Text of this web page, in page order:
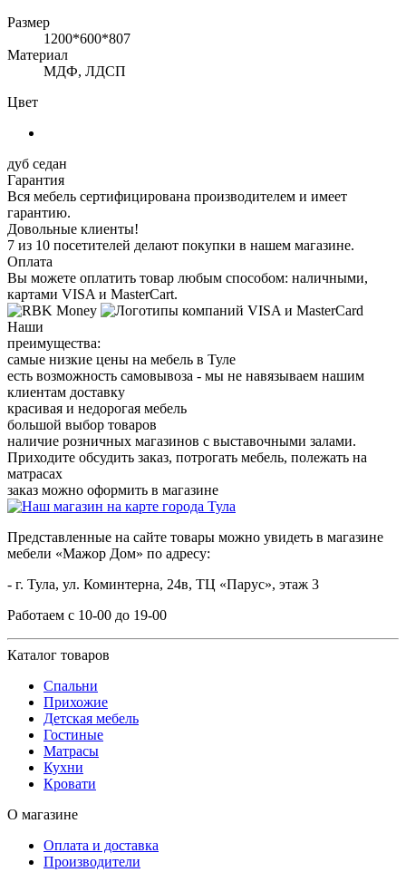
Размер
1200*600*807
Материал
МДФ, ЛДСП
Цвет
дуб седан
Гарантия
Вся мебель сертифицирована производителем и имеет
гарантию.
Довольные клиенты!
7 из 10 посетителей делают покупки в нашем магазине.
Оплата
Вы можете оплатить товар любым способом: наличными,
картами VISA и MasterCart.
Наши
преимущества:
самые низкие цены на мебель в Туле
есть возможность самовывоза - мы не навязываем нашим
клиентам доставку
красивая и недорогая мебель
большой выбор товаров
наличие розничных магазинов с выставочными залами.
Приходите обсудить заказ, потрогать мебель, полежать на
матрасах
заказ можно оформить в магазине
Представленные на сайте товары можно увидеть в магазине
мебели «Мажор Дом» по адресу:
- г. Тула, ул. Коминтерна, 24в, ТЦ «Парус», этаж 3
Работаем с 10-00 до 19-00
Каталог товаров
Спальни
Прихожие
Детская мебель
Гостиные
Матрасы
Кухни
Кровати
О магазине
Оплата и доставка
Производители